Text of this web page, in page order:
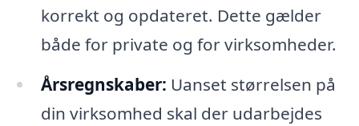
korrekt og opdateret. Dette gælder
både for private og for virksomheder.
Årsregnskaber: Uanset størrelsen på
din virksomhed skal der udarbejdes